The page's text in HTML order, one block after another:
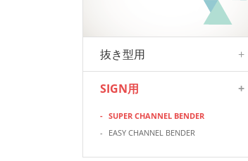
抜き型用 +
SIGN用 +
- SUPER CHANNEL BENDER
-
EASY CHANNEL BENDER